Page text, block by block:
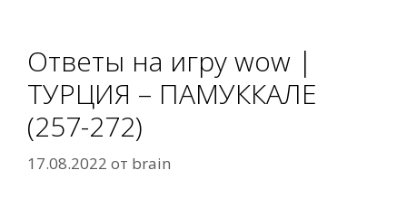
Ответы на игру wow |
ТУРЦИЯ – ПАМУККАЛЕ
(257-272)
17.08.2022 от brain